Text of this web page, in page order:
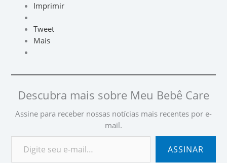
Imprimir
Tweet
Mais
Descubra mais sobre Meu Bebê Care
Assine para receber nossas notícias mais recentes por e-
mail.
ASSINAR